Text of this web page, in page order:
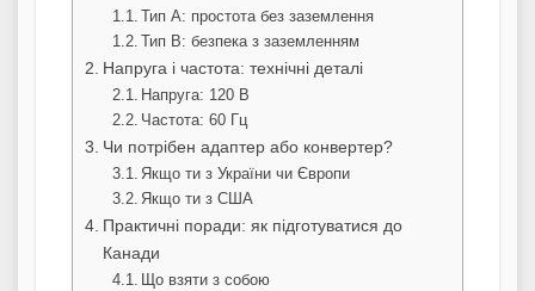
Тип А: простота без заземлення
Тип В: безпека з заземленням
Напруга і частота: технічні деталі
Напруга: 120 В
Частота: 60 Гц
Чи потрібен адаптер або конвертер?
Якщо ти з України чи Європи
Якщо ти з США
Практичні поради: як підготуватися до
Канади
Що взяти з собою